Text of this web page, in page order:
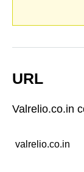
URL
Valrelio.co.in
valrelio.co.in